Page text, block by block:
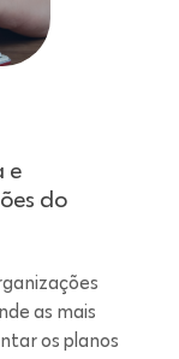
e
do
as mais
os planos